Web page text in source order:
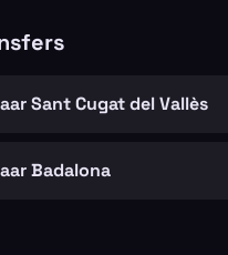
Sant Cugat del Vallès
Badalona